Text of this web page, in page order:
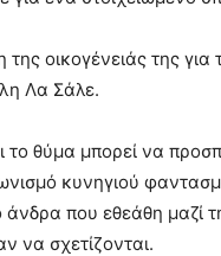
της οικογένειάς της
Λα Σάλε.
το θύμα μπορεί να
κυνηγιού
που εθεάθη μαζί
να σχετίζονται.